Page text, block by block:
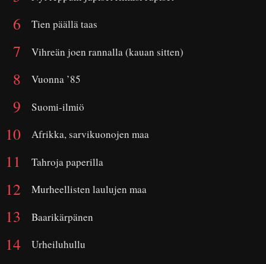
Tien päällä taas
Vihreän joen rannalla (kauan sitten)
Vuonna ’85
Suomi-ilmiö
Afrikka, sarvikuonojen maa
Tahroja paperilla
Murheellisten laulujen maa
Baarikärpänen
Urheiluhullu